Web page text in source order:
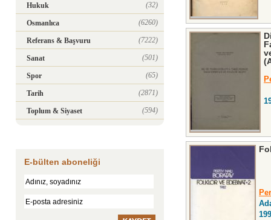
Hukuk (32)
Osmanlıca (6260)
Referans & Başvuru (7222)
Sanat (501)
Spor (65)
Tarih (2871)
Toplum & Siyaset (594)
E-bülten aboneliği